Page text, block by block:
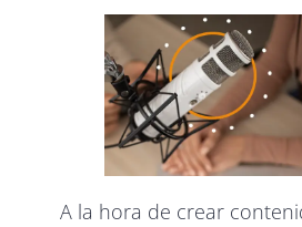
A la hora de crear